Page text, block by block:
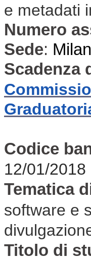
e metadati
Numero
Sede:
Scadenza
Codice
12/01/2018
Tematica
software e
Titolo di